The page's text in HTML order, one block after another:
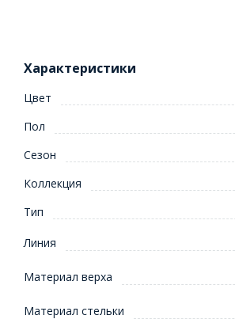
Характеристики
Цвет
Пол
Сезон
Коллекция
Тип
Линия
Материал верха
Материал стельки